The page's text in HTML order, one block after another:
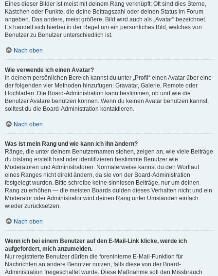
Eines dieser Bilder ist meist mit deinem Rang verknüpft: Oft sind dies Sterne,
Kästchen oder Punkte, die deine Beitragszahl oder deinen Status im Forum
angeben. Das andere, meist größere, Bild wird auch als „Avatar“ bezeichnet.
Es handelt sich hierbei in der Regel um ein persönliches Bild, welches von
Benutzer zu Benutzer unterschiedlich ist.
Nach oben
Wie verwende ich einen Avatar?
In deinem persönlichen Bereich kannst du unter „Profil“ einen Avatar über eine
der folgenden vier Methoden hinzufügen: Gravatar, Galerie, Remote oder
Hochladen. Die Board-Administration kann bestimmen, ob und wie die
Benutzer Avatare benutzen können. Wenn du keinen Avatar benutzen kannst,
solltest du die Board-Administration kontaktieren.
Nach oben
Was ist mein Rang und wie kann ich ihn ändern?
Ränge, die unter deinem Benutzernamen stehen, zeigen an, wie viele Beiträge
du bislang erstellt hast oder identifizieren bestimmte Benutzer wie
Moderatoren und Administratoren. Normalerweise kannst du den Wortlaut
eines Ranges nicht direkt ändern, da sie von der Board-Administration
festgelegt wurden. Bitte schreibe keine sinnlosen Beiträge, nur um deinen
Rang zu erhöhen — die meisten Boards dulden dieses Verhalten nicht und ein
Moderator oder Administrator wird deinen Rang unter Umständen einfach
wieder zurücksetzen.
Nach oben
Wenn ich bei einem Benutzer auf den E-Mail-Link klicke, werde ich
aufgefordert, mich anzumelden.
Nur registrierte Benutzer dürfen die foreninterne E-Mail-Funktion für
Nachrichten an andere Benutzer nutzen, falls diese von der Board-
Administration freigeschaltet wurde. Diese Maßnahme soll den Missbrauch